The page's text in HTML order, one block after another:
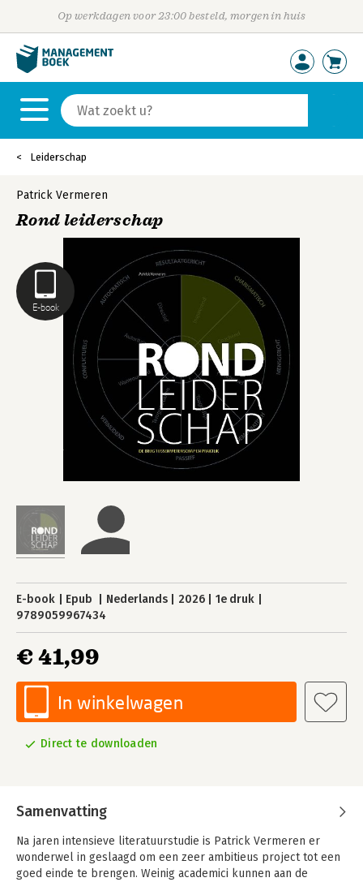
Op werkdagen voor 23:00 besteld, morgen in huis
Leiderschap
E-book
Patrick Vermeren
Rond leiderschap
E-book Epub Nederlands 2026
1e druk
9789059967434
€ 41,99
In winkelwagen
Direct te downloaden
Samenvatting
Na jaren intensieve literatuurstudie is Patrick Vermeren er
wonderwel in geslaagd om een zeer ambitieus project tot een
goed einde te brengen. Weinig academici kunnen aan de